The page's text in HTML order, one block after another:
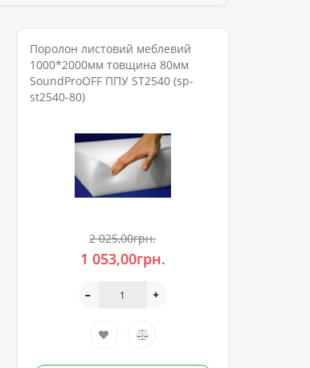
Поролон листовий меблевий
1000*2000мм товщина 80мм
SoundProOFF ППУ ST2540 (sp-
st2540-80)
2 025,00грн.
1 053,00грн.